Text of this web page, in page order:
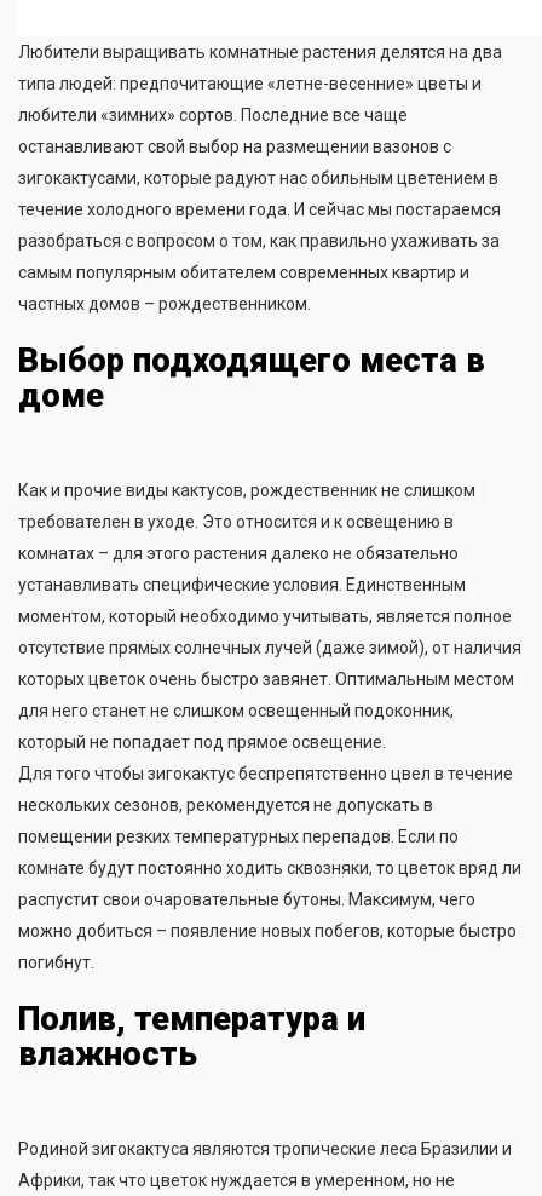
Любители выращивать комнатные растения делятся на два
типа людей: предпочитающие «летне-весенние» цветы и
любители «зимних» сортов. Последние все чаще
останавливают свой выбор на размещении вазонов с
зигокактусами, которые радуют нас обильным цветением в
течение холодного времени года. И сейчас мы постараемся
разобраться с вопросом о том, как правильно ухаживать за
самым популярным обитателем современных квартир и
частных домов – рождественником.
Выбор подходящего места в
доме
Как и прочие виды кактусов, рождественник не слишком
требователен в уходе. Это относится и к освещению в
комнатах – для этого растения далеко не обязательно
устанавливать специфические условия. Единственным
моментом, который необходимо учитывать, является полное
отсутствие прямых солнечных лучей (даже зимой), от наличия
которых цветок очень быстро завянет. Оптимальным местом
для него станет не слишком освещенный подоконник,
который не попадает под прямое освещение.
Для того чтобы зигокактус беспрепятственно цвел в течение
нескольких сезонов, рекомендуется не допускать в
помещении резких температурных перепадов. Если по
комнате будут постоянно ходить сквозняки, то цветок вряд ли
распустит свои очаровательные бутоны. Максимум, чего
можно добиться – появление новых побегов, которые быстро
погибнут.
Полив, температура и
влажность
Родиной зигокактуса являются тропические леса Бразилии и
Африки, так что цветок нуждается в умеренном, но не